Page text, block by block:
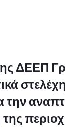
ΔΕΕΠ
την